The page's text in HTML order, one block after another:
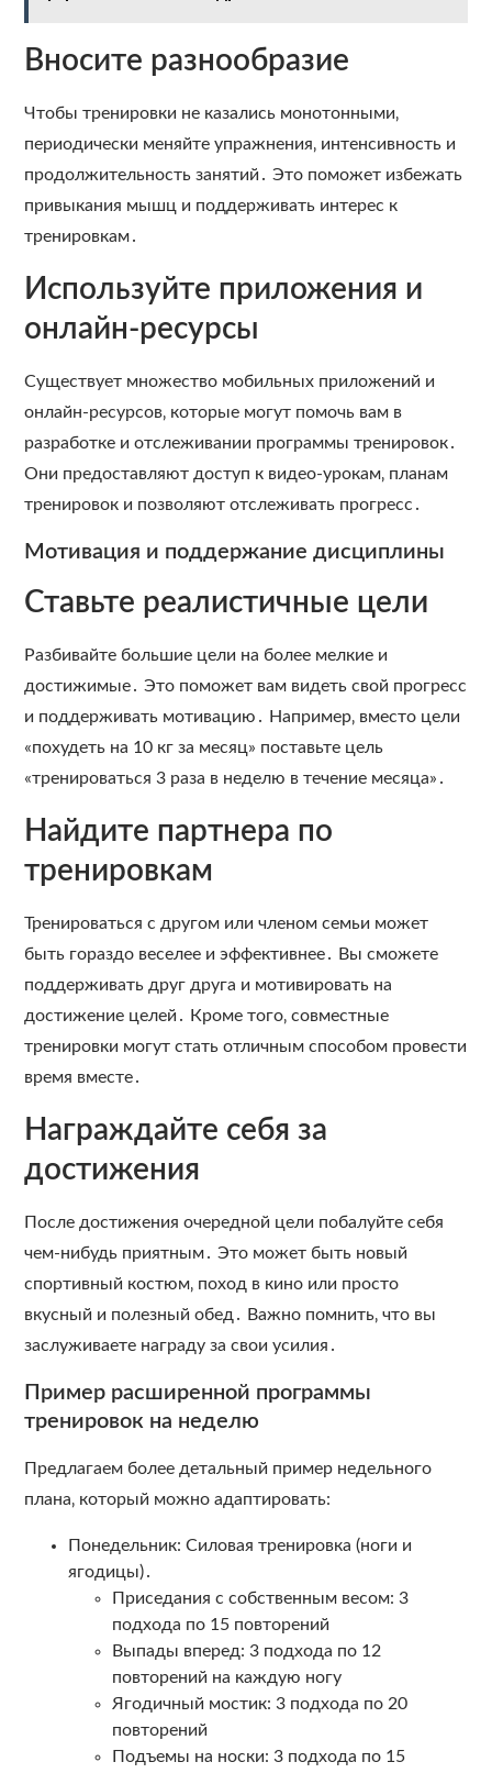
Вносите разнообразие
Чтобы тренировки не казались монотонными‚
периодически меняйте упражнения‚ интенсивность и
продолжительность занятий․ Это поможет избежать
привыкания мышц и поддерживать интерес к
тренировкам․
Используйте приложения и
онлайн-ресурсы
Существует множество мобильных приложений и
онлайн-ресурсов‚ которые могут помочь вам в
разработке и отслеживании программы тренировок․
Они предоставляют доступ к видео-урокам‚ планам
тренировок и позволяют отслеживать прогресс․
Мотивация и поддержание дисциплины
Ставьте реалистичные цели
Разбивайте большие цели на более мелкие и
достижимые․ Это поможет вам видеть свой прогресс
и поддерживать мотивацию․ Например‚ вместо цели
«похудеть на 10 кг за месяц» поставьте цель
«тренироваться 3 раза в неделю в течение месяца»․
Найдите партнера по
тренировкам
Тренироваться с другом или членом семьи может
быть гораздо веселее и эффективнее․ Вы сможете
поддерживать друг друга и мотивировать на
достижение целей․ Кроме того‚ совместные
тренировки могут стать отличным способом провести
время вместе․
Награждайте себя за
достижения
После достижения очередной цели побалуйте себя
чем-нибудь приятным․ Это может быть новый
спортивный костюм‚ поход в кино или просто
вкусный и полезный обед․ Важно помнить‚ что вы
заслуживаете награду за свои усилия․
Пример расширенной программы
тренировок на неделю
Предлагаем более детальный пример недельного
плана‚ который можно адаптировать:
Понедельник: Силовая тренировка (ноги и
ягодицы)․
Приседания с собственным весом: 3
подхода по 15 повторений
Выпады вперед: 3 подхода по 12
повторений на каждую ногу
Ягодичный мостик: 3 подхода по 20
повторений
Подъемы на носки: 3 подхода по 15